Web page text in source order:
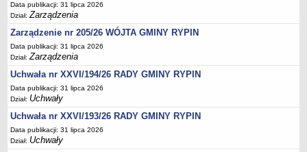
Regulamin organizacyjny
Regulamin naboru na wolne stanowiska urzędnicze
Ogłoszenia o naborze na wolne stanowiska urzędnicze
Lista kandydatów spełniających wymagania formalne w naborach na
wolne stanowiska urzędnicze
Wyniki naboru na wolne stanowiska urzędnicze
Petycje
Sygnaliści
Galeria
Data publikacji: 31 lipca 2026
Dział:Zarządzenia
Zarządzenie nr 205/26 WÓJTA GMINY RYPIN
Data publikacji: 31 lipca 2026
Dział:Zarządzenia
Uchwała nr XXVI/194/26 RADY GMINY RYPIN
Data publikacji: 31 lipca 2026
Dział: Uchwały
Uchwała nr XXVI/193/26 RADY GMINY RYPIN
Data publikacji: 31 lipca 2026
Dział: Uchwały